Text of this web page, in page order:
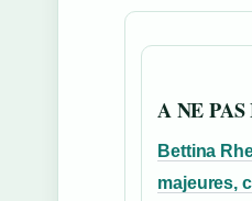
A NE
Bettina
majeures,